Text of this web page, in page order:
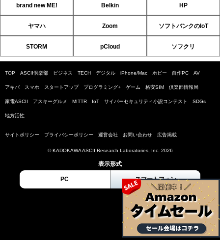
brand new ME! Belkin HP
ヤマハ Zoom ソフトバンクのIoT
STORM pCloud ソフクリ
TOP ASCII倶楽部 ビジネス TECH デジタル iPhone/Mac ホビー 自作PC AV
アキバ スマホ スタートアップ プログラミング+ ゲーム 格安SIM 倶楽部情報局
家電ASCII アスキーグルメ MITTR IoT サイバーセキュリティ小説コンテスト SDGs
地方活性
サイトポリシー プライバシーポリシー 運営会社 お問い合わせ 広告掲載
© KADOKAWA ASCII Research Laboratories, Inc. 2026
表示形式
PC スマートフォン